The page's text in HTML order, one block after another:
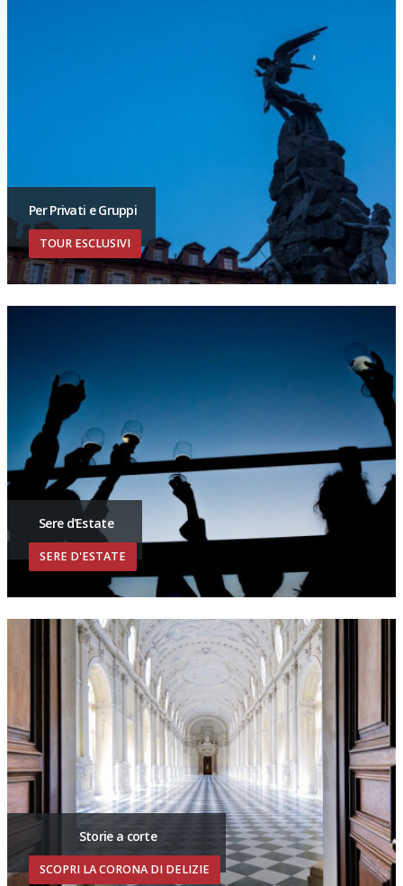
Per Privati e Gruppi
TOUR ESCLUSIVI
Sere d'Estate
SERE D'ESTATE
Storie a corte
SCOPRI LA CORONA DI DELIZIE